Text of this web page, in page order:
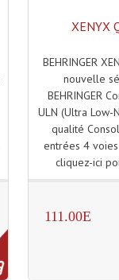
XENYX
BEHRINGER
nouvelle
BEHRINGER
ULN (Ultra Low-
qualité
entrées 4
cliquez-ici
111.00E